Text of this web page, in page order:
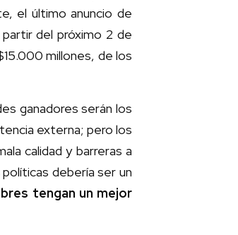
el último anuncio de
del próximo 2 de
millones, de los
ganadores serán los
externa; pero los
calidad y barreras a
debería ser un
tengan un mejor